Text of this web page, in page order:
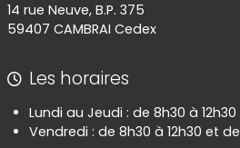
14 rue Neuve, B.P. 375
59407 CAMBRAI Cedex
Les horaires
Lundi au Jeudi : de 8h30 à 12h30
Vendredi : de 8h30 à 12h30 et de